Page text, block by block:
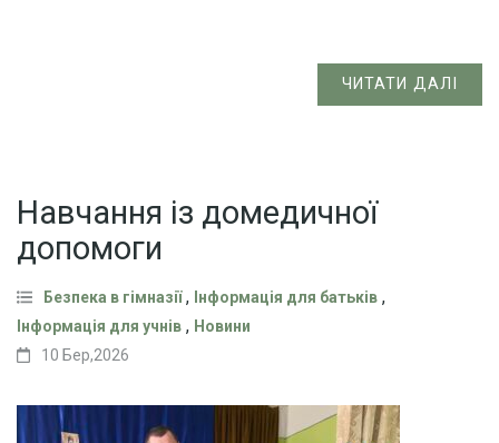
ЧИТАТИ ДАЛІ
Навчання із домедичної
допомоги
Безпека в гімназії, Інформація для батьків ,
Інформація для учнів , Новини
10 Бер,2026